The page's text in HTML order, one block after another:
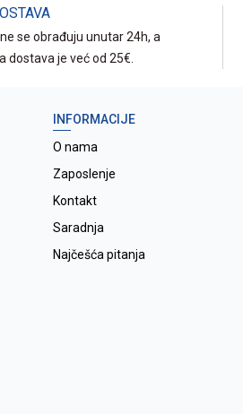
se obrađuju unutar 24h, a
dostava je već od 25€.
INFORMACIJE
O nama
Zaposlenje
Kontakt
Saradnja
Najčešća pitanja